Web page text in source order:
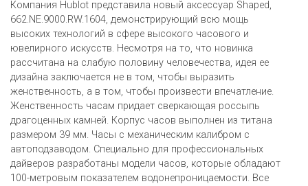
Компания Hublot представила новый аксессуар Shaped,
662.NE.9000.RW.1604, демонстрирующий всю мощь
высоких технологий в сфере высокого часового и
ювелирного искусств. Несмотря на то, что новинка
рассчитана на слабую половину человечества, идея ее
дизайна заключается не в том, чтобы выразить
женственность, а в том, чтобы произвести впечатление.
Женственность часам придает сверкающая россыпь
драгоценных камней. Корпус часов выполнен из титана
размером 39 мм. Часы с механическим калибром с
автоподзаводом. Специально для профессиональных
дайверов разработаны модели часов, которые обладают
100-метровым показателем водонепроницаемости. Все